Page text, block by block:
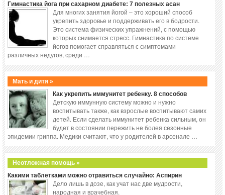
Гимнастика йога при сахарном диабете: 7 полезных асан
Для многих занятия йогой – это хороший способ
укрепить здоровье и поддерживать его в бодрости.
Это система физических упражнений, с помощью
которых снимается стресс. Гимнастика по системе
йогов помогает справляться с симптомами
различных недугов, среди …
Мать и дитя »
Как укрепить иммунитет ребенку. 8 способов
Детскую иммунную систему можно и нужно
воспитывать также, как взрослые воспитывают самих
детей. Если сделать иммунитет ребенка сильным, он
будет в состоянии пережить не болея сезонные
эпидемии гриппа. Медики считают, что у родителей в арсенале …
Неотложная помощь »
Какими таблетками можно отравиться случайно: Аспирин
Дело лишь в дозе, как учат нас две мудрости,
народная и врачебная.